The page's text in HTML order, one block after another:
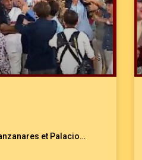
et Palacio…